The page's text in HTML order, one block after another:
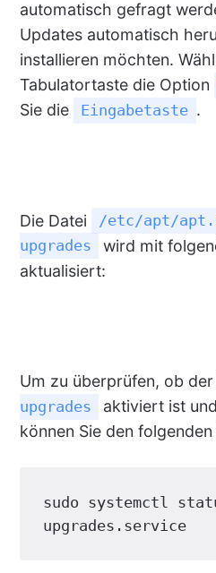
automatisch gefragt
Updates automatisch
installieren möchten.
Tabulatortaste die Option
Sie die
Eingabetaste .
Die Datei
/etc/apt/
upgrades
wird mit
aktualisiert:
Um zu überprüfen, ob
upgrades
aktiviert ist
können Sie den
sudo systemctl
upgrades .service